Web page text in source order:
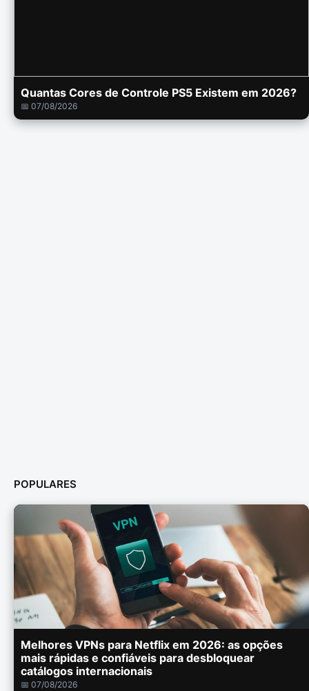
Quantas Cores de Controle PS5 Existem em 2026?
📅 07/08/2026
POPULARES
Melhores VPNs para Netflix em 2026: as opções
mais rápidas e confiáveis para desbloquear
catálogos internacionais
📅 07/08/2026